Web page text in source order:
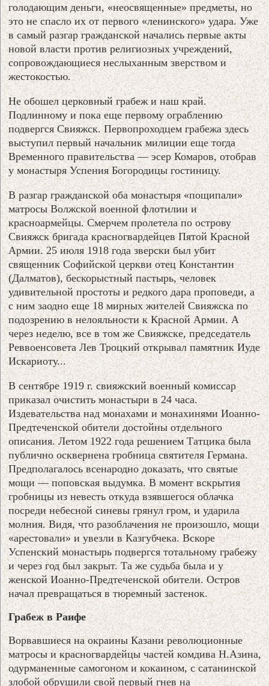
голодающим деньги, «неосвященные» предметы, но
это не спасло их от первого «ленинского» удара. Уже
в самый разгар гражданской начались первые акты
новой власти против религиозных учреждений,
сопровождающиеся неслыханным зверством и
жестокостью.
Не обошел церковный грабеж и наш край.
Подлинному и пока еще первому ограблению
подвергся Свияжск. Первопроходцем грабежа здесь
выступил первый начальник милиции еще тогда
Временного правительства — эсер Комаров, отобрав
у монастыря Успения Богородицы гостиницу.
В разгар гражданской оба монастыря «пощипали»
матросы Волжской военной флотилии и
красноармейцы. Смерчем пролетела по острову
Свияжск бригада красногвардейцев Пятой Красной
Армии. 25 июля 1918 года зверски был убит
священник Софийской церкви отец Константин
(Далматов), бескорыстный пастырь, человек
удивительной простоты и редкого дара проповеди, а
с ним заодно еще 18 мирных жителей Свияжска по
подозрению в нелояльности к Красной Армии. А
через неделю, все в том же Свияжске, председатель
Реввоенсовета Лев Троцкий открывал памятник Иуде
Искариоту...
В сентябре 1919 г. свияжский военный комиссар
приказал очистить монастыри в 24 часа.
Издевательства над монахами и монахинями Иоанно-
Предтеченской обители достойны отдельного
описания. Летом 1922 года решением Татцика была
публично осквернена гробница святителя Германа.
Предполагалось всенародно доказать, что святые
мощи — поповская выдумка. В момент вскрытия
гробницы из невесть откуда взявшегося облачка
посреди небесной синевы грянул гром, и ударила
молния. Видя, что разоблачения не произошло, мощи
«арестовали» и увезли в Казгубчека. Вскоре
Успенский монастырь подвергся тотальному грабежу
и через год был закрыт. Та же судьба была и у
женской Иоанно-Предтеченской обители. Остров
начал превращаться в тюремный застенок.
Грабеж в Раифе
Ворвавшиеся на окраины Казани революционные
матросы и красногвардейцы частей комдива Н.Азина,
одурманенные самогоном и кокаином, с сатанинской
злобой обрушили свой первый гнев на